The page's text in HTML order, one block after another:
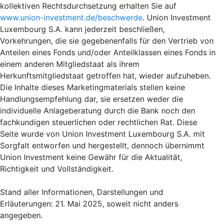
kollektiven Rechtsdurchsetzung erhalten Sie auf
www.union-investment.de/beschwerde. Union Investment
Luxembourg S.A. kann jederzeit beschließen,
Vorkehrungen, die sie gegebenenfalls für den Vertrieb von
Anteilen eines Fonds und/oder Anteilklassen eines Fonds in
einem anderen Mitgliedstaat als ihrem
Herkunftsmitgliedstaat getroffen hat, wieder aufzuheben.
Die Inhalte dieses Marketingmaterials stellen keine
Handlungsempfehlung dar, sie ersetzen weder die
individuelle Anlageberatung durch die Bank noch den
fachkundigen steuerlichen oder rechtlichen Rat. Diese
Seite wurde von Union Investment Luxembourg S.A. mit
Sorgfalt entworfen und hergestellt, dennoch übernimmt
Union Investment keine Gewähr für die Aktualität,
Richtigkeit und Vollständigkeit.
Stand aller Informationen, Darstellungen und
Erläuterungen: 21. Mai 2025, soweit nicht anders
angegeben.